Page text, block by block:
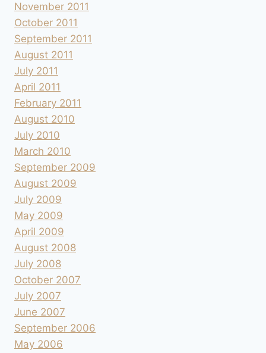
November 2011
October 2011
September 2011
August 2011
July 2011
April 2011
February 2011
August 2010
July 2010
March 2010
September 2009
August 2009
July 2009
May 2009
April 2009
August 2008
July 2008
October 2007
July 2007
June 2007
September 2006
May 2006